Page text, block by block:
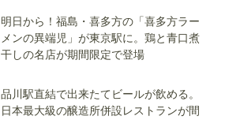
明日から！福島・喜多方の「喜多方ラー
メンの異端児」が東京駅に。鶏と青口煮
干しの名店が期間限定で登場
品川駅直結で出来たてビールが飲める。
日本最大級の醸造所併設レストランが間